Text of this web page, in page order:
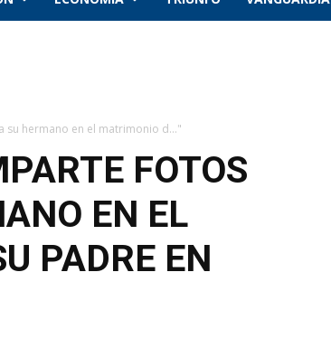
hermano en el matrimonio d..."
FOTOS
EN EL
PADRE EN